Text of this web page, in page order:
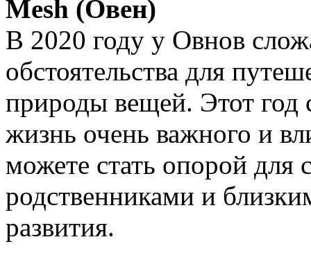
Mesh (Овен)
В 2020 году у Овнов
обстоятельства для
природы вещей. Этот год
жизнь очень важного и
можете стать опорой
родственниками и
развития.